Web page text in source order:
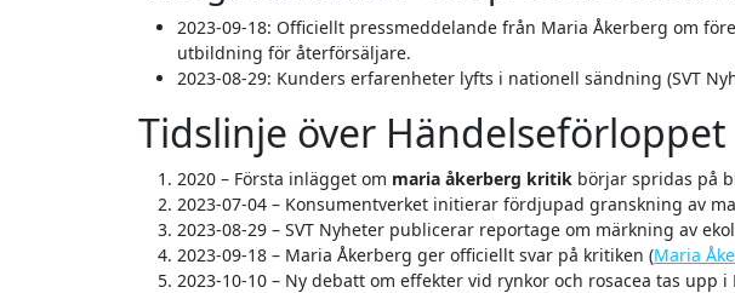
2023-09-18: Officiellt pressmeddelande från Maria Åkerberg om
utbildning för återförsäljare.
2023-08-29: Kunders erfarenheter lyfts i nationell sändning (SVT
Tidslinje över Händelseförloppet
2020 – Första inlägget om maria åkerberg kritik börjar spridas på
2023-07-04 – Konsumentverket initierar fördjupad granskning av
2023-08-29 – SVT Nyheter publicerar reportage om märkning av
2023-09-18 – Maria Åkerberg ger officiellt svar på kritiken (Maria
2023-10-10 – Ny debatt om effekter vid rynkor och rosacea tas upp